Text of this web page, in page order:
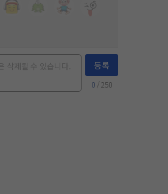
등록
0 / 250